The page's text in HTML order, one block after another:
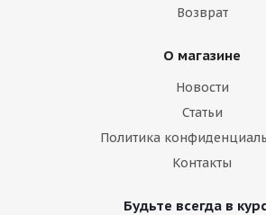
Возврат
О магазине
Новости
Статьи
Политика
Контакты
Будьте всегда в